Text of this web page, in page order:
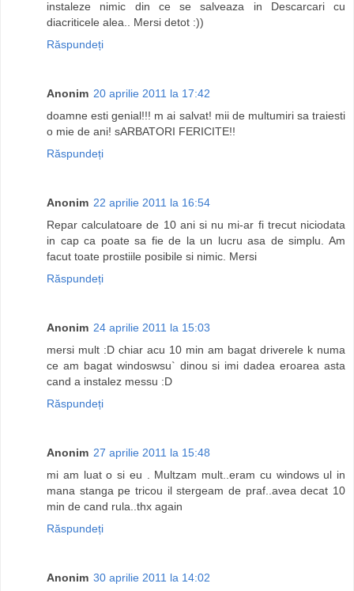
instaleze nimic din ce se salveaza in Descarcari cu
diacriticele alea.. Mersi detot :))
Răspundeți
Anonim 20 aprilie 2011 la 17:42
doamne esti genial!!! m ai salvat! mii de multumiri sa traiesti
o mie de ani! sARBATORI FERICITE!!
Răspundeți
Anonim 22 aprilie 2011 la 16:54
Repar calculatoare de 10 ani si nu mi-ar fi trecut niciodata
in cap ca poate sa fie de la un lucru asa de simplu. Am
facut toate prostiile posibile si nimic. Mersi
Răspundeți
Anonim 24 aprilie 2011 la 15:03
mersi mult :D chiar acu 10 min am bagat driverele k numa
ce am bagat windoswsu` dinou si imi dadea eroarea asta
cand a instalez messu :D
Răspundeți
Anonim 27 aprilie 2011 la 15:48
mi am luat o si eu . Multzam mult..eram cu windows ul in
mana stanga pe tricou il stergeam de praf..avea decat 10
min de cand rula..thx again
Răspundeți
Anonim 30 aprilie 2011 la 14:02